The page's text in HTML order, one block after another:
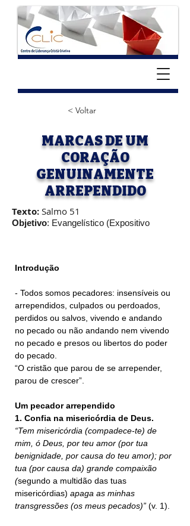
< Voltar
MARCAS DE UM
CORAÇÃO
GENUINAMENTE
ARREPENDIDO
Texto: Salmo 51
Objetivo: Evangelístico (Expositivo
Introdução
- Todos somos pecadores: insensíveis ou
arrependidos, culpados ou perdoados,
perdidos ou salvos, vivendo e andando
no pecado ou não andando nem vivendo
no pecado e presos ou libertos do poder
do pecado.
“O cristão que parou de se arrepender,
parou de crescer”.
Um pecador arrependido
1. Confia na misericórdia de Deus.
“Tem misericórdia (compadece-te) de
mim, ó Deus, por teu amor (por tua
benignidade, por causa do teu amor); por
tua (por causa da) grande compaixão
(segundo a multidão das tuas
misericórdias) apaga as minhas
transgressões (os meus pecados)” (v. 1).